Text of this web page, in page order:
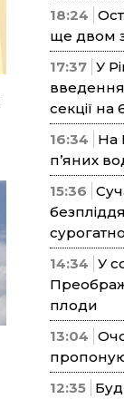
18:24
ще двом
17:37 У
введення
секції на
16:34
На
п’яних
15:36
14:34 У
плоди
13:04
12:35